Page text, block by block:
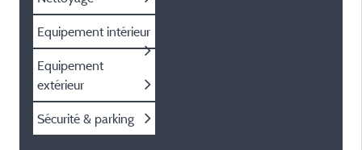
Equipement intérieur
Equipement
extérieur
Sécurité & parking